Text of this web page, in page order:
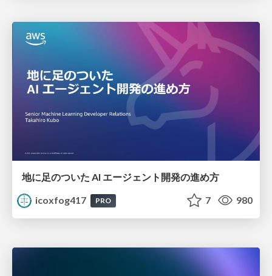
地に足のついた AI エージェント開発の進め方
icoxfog417
PRO 7 980